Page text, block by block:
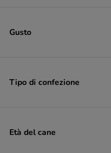
Gusto
Tipo di confezione
Età del cane